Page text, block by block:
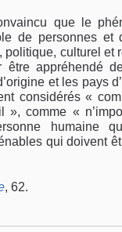
que le
de personnes
politique, culturel
être appréhendé
et les pays
considérés «
», comme «
humaine
qui doivent
, 62.